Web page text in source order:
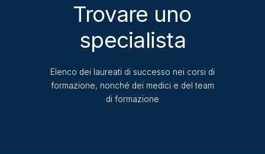
Trovare uno
specialista
Elenco dei laureati di successo nei corsi di
formazione, nonché dei medici e del team
di formazione